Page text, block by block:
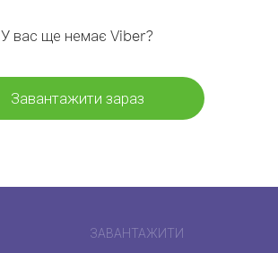
У вас ще немає Viber?
Завантажити зараз
ЗАВАНТАЖИТИ